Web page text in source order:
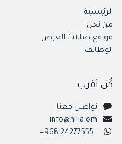
الرئيسية
من نحن
مواقع صالات العرض
الوظائف
كُن أقرب
تواصل معنا
info@hilia.om
+968 24277555